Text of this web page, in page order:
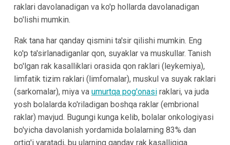
raklari davolanadigan va ko'p hollarda davolanadigan
bo'lishi mumkin.
Rak tana har qanday qismini ta'sir qilishi mumkin. Eng
ko'p ta'sirlanadiganlar qon, suyaklar va muskullar. Tanish
bo'lgan rak kasalliklari orasida qon raklari (leykemiya),
limfatik tizim raklari (limfomalar), muskul va suyak raklari
(sarkomalar), miya va umurtqa pog'onasiraklari, va juda
yosh bolalarda ko'riladigan boshqa raklar (embrional
raklar) mavjud. Bugungi kunga kelib, bolalar onkologiyasi
bo'yicha davolanish yordamida bolalarning 83% dan
ortig'i yaratadi, bu ularning qanday rak kasalligiga